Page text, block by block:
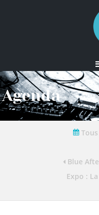
Agenda
Blue
Expo :